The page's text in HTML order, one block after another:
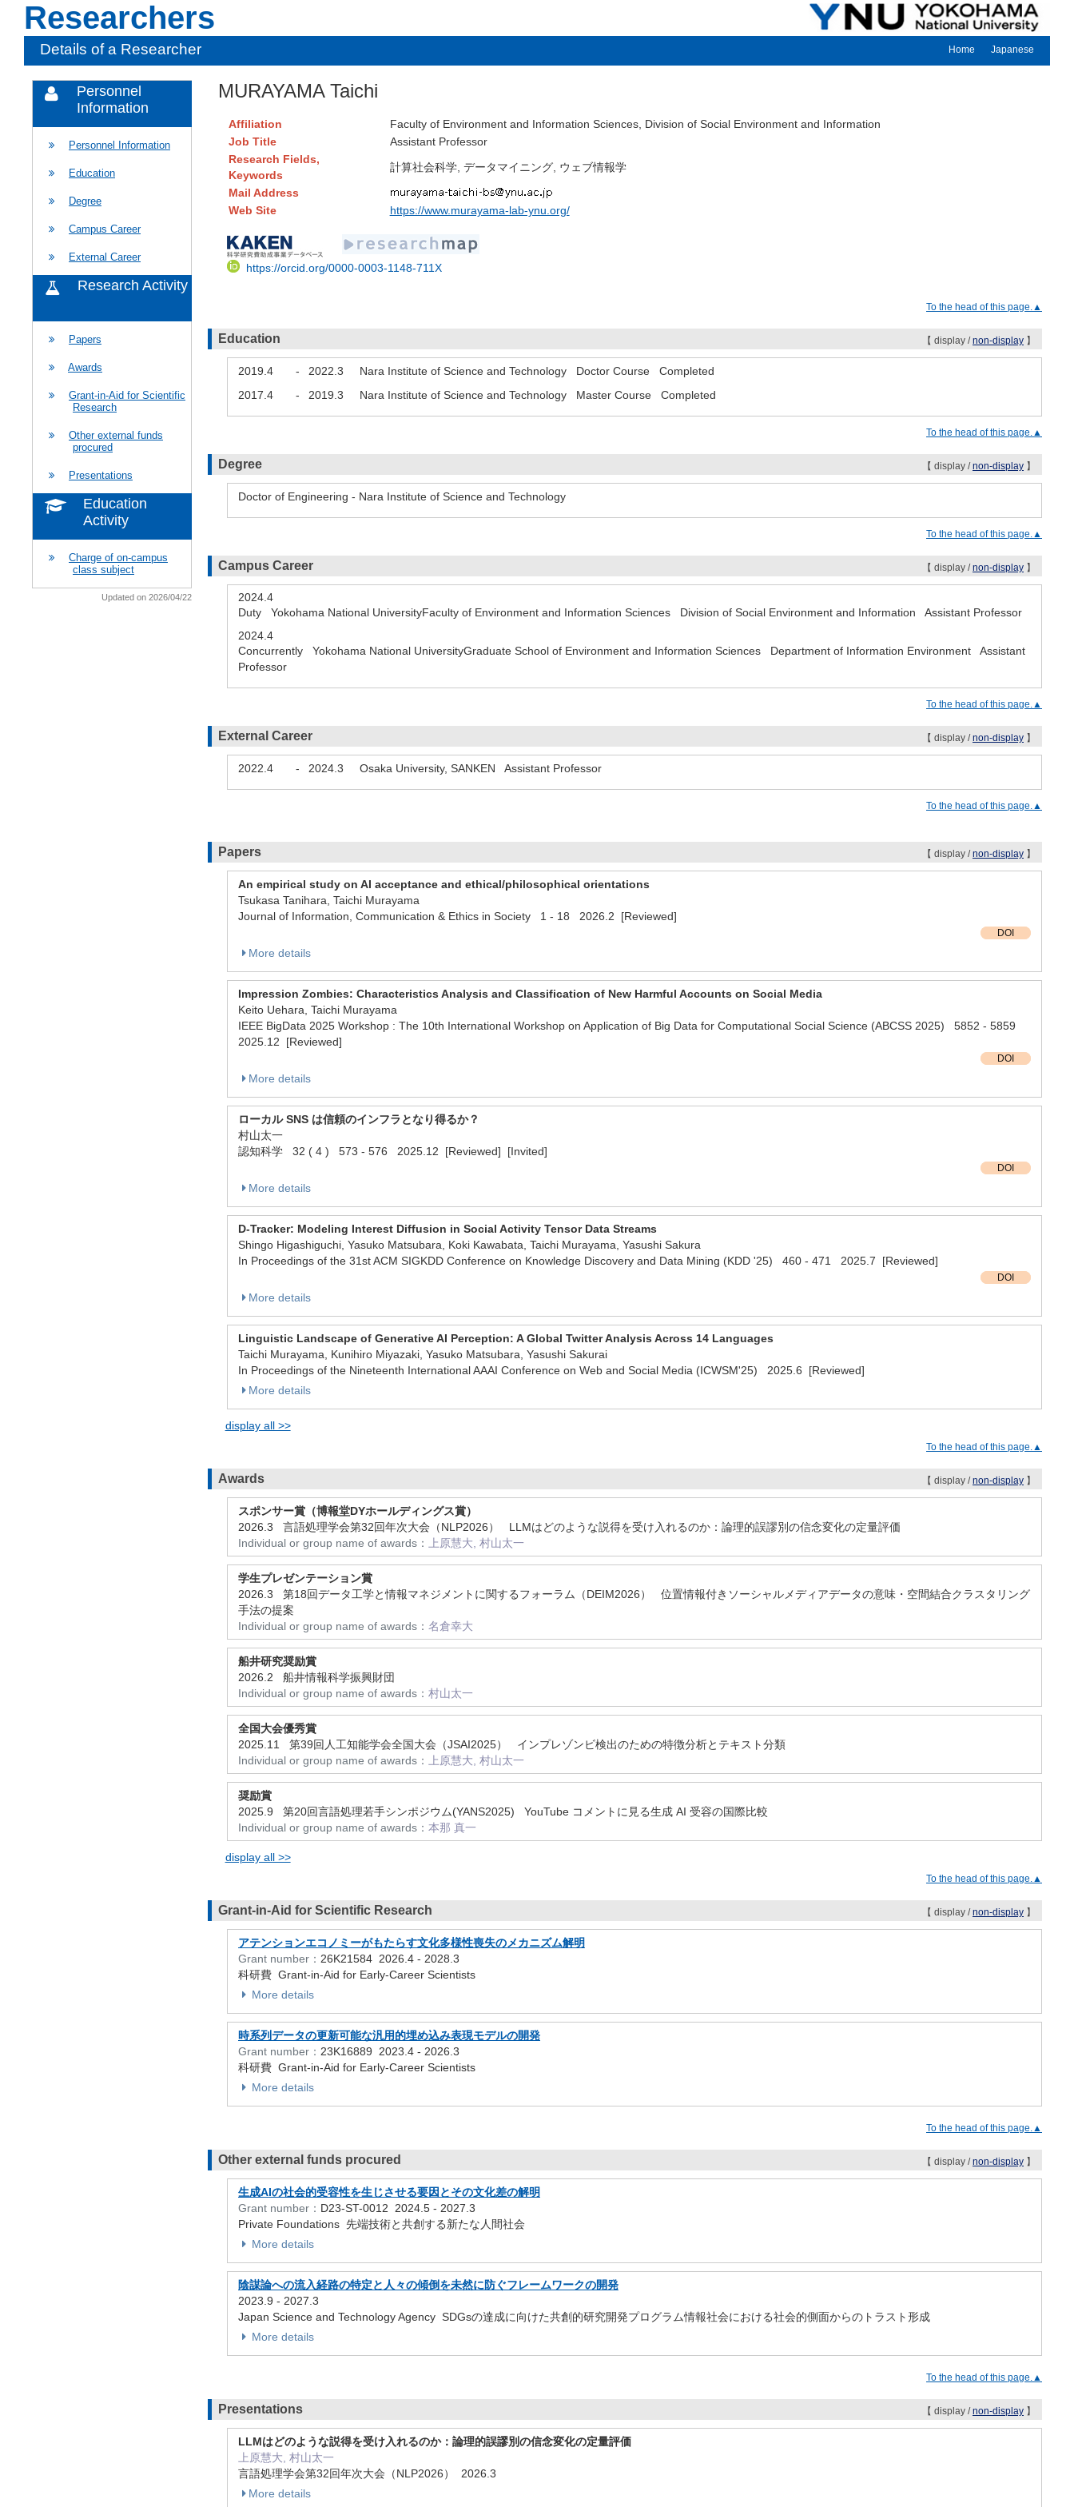
Researchers
Details of a Researcher Home Japanese
Personnel
Information
Personnel Information
Education
Degree
Campus Career
External Career
Research Activity
Papers
Awards
Grant-in-Aid for Scientific
Research
Other external funds
procured
Presentations
Education
Activity
Charge of on-campus
class subject
Updated on 2026/04/22
MURAYAMA Taichi
Affiliation
Faculty of Environment and Information Sciences, Division of Social Environment and Information
Job Title
Assistant Professor
Research Fields,
Keywords
計算社会科学, データマイニング, ウェブ情報学
Mail Address
Web Site
https://www.murayama-lab-ynu.org/
https://orcid.org/0000-0003-1148-711X
To the head of this page.▲
Education 【 display /non-display 】
2019.4 - 2022.3
Nara Institute of Science and Technology Doctor Course Completed
2017.4
- 2019.3 Nara Institute of Science and Technology Master Course Completed
To the head of this page.▲
Degree 【 display /non-display 】
Doctor of Engineering - Nara Institute of Science and Technology
To the head of this page.▲
Campus Career 【 display /non-display 】
2024.4
Duty Yokohama National UniversityFaculty of Environment and Information Sciences Division of Social Environment and Information Assistant Professor
2024.4
Concurrently Yokohama National UniversityGraduate School of Environment and Information Sciences Department of Information Environment Assistant
Professor
To the head of this page.▲
External Career 【 display /non-display 】
2022.4 - 2024.3 Osaka University, SANKEN Assistant Professor
To the head of this page.▲
Papers 【 display /non-display 】
An empirical study on AI acceptance and ethical/philosophical orientations
Tsukasa Tanihara, Taichi Murayama
Journal of Information, Communication & Ethics in Society 1 - 18 2026.2 [Reviewed]
DOI
More details
Impression Zombies: Characteristics Analysis and Classification of New Harmful Accounts on Social Media
Keito Uehara, Taichi Murayama
IEEE BigData 2025 Workshop : The 10th International Workshop on Application of Big Data for Computational Social Science (ABCSS 2025) 5852 - 5859
2025.12 [Reviewed]
DOI
More details
ローカル SNS は信頼のインフラとなり得るか？
村山太一
認知科学 32 ( 4 ) 573 - 576 2025.12 [Reviewed] [Invited]
DOI
More details
D-Tracker: Modeling Interest Diffusion in Social Activity Tensor Data Streams
Shingo Higashiguchi, Yasuko Matsubara, Koki Kawabata, Taichi Murayama, Yasushi Sakura
In Proceedings of the 31st ACM SIGKDD Conference on Knowledge Discovery and Data Mining (KDD '25) 460 - 471 2025.7 [Reviewed]
DOI
More details
Linguistic Landscape of Generative AI Perception: A Global Twitter Analysis Across 14 Languages
Taichi Murayama, Kunihiro Miyazaki, Yasuko Matsubara, Yasushi Sakurai
In Proceedings of the Nineteenth International AAAI Conference on Web and Social Media (ICWSM'25) 2025.6 [Reviewed]
More details
display all >>
To the head of this page.▲
Awards 【 display /non-display 】
スポンサー賞（博報堂DYホールディングス賞）
2026.3 言語処理学会第32回年次大会（NLP2026） LLMはどのような説得を受け入れるのか：論理的誤謬別の信念変化の定量評価
Individual or group name of awards：
上原慧大, 村山太一
学生プレゼンテーション賞
2026.3 第18回データ工学と情報マネジメントに関するフォーラム（DEIM2026） 位置情報付きソーシャルメディアデータの意味・空間結合クラスタリング
手法の提案
Individual or group name of awards： 名倉幸大
船井研究奨励賞
2026.2 船井情報科学振興財団
Individual or group name of awards： 村山太一
全国大会優秀賞
2025.11 第39回人工知能学会全国大会（JSAI2025） インプレゾンビ検出のための特徴分析とテキスト分類
Individual or group name of awards：
上原慧大, 村山太一
奨励賞
2025.9 第20回言語処理若手シンポジウム(YANS2025) YouTube コメントに見る生成 AI 受容の国際比較
Individual or group name of awards： 本那 真一
display all >>
To the head of this page.▲
Grant-in-Aid for Scientific Research 【 display /non-display 】
アテンションエコノミーがもたらす文化多様性喪失のメカニズム解明
Grant number： 26K21584 2026.4 - 2028.3
科研費 Grant-in-Aid for Early-Career Scientists
More details
時系列データの更新可能な汎用的埋め込み表現モデルの開発
Grant number： 23K16889 2023.4 - 2026.3
科研費 Grant-in-Aid for Early-Career Scientists
More details
To the head of this page.▲
Other external funds procured 【 display /non-display 】
生成AIの社会的受容性を生じさせる要因とその文化差の解明
Grant number： D23-ST-0012 2024.5 - 2027.3
Private Foundations 先端技術と共創する新たな人間社会
More details
陰謀論への流入経路の特定と人々の傾倒を未然に防ぐフレームワークの開発
2023.9 - 2027.3
Japan Science and Technology Agency SDGsの達成に向けた共創的研究開発プログラム情報社会における社会的側面からのトラスト形成
More details
To the head of this page.▲
Presentations 【 display /non-display 】
LLMはどのような説得を受け入れるのか：論理的誤謬別の信念変化の定量評価
上原慧大, 村山太一
言語処理学会第32回年次大会（NLP2026） 2026.3
More details